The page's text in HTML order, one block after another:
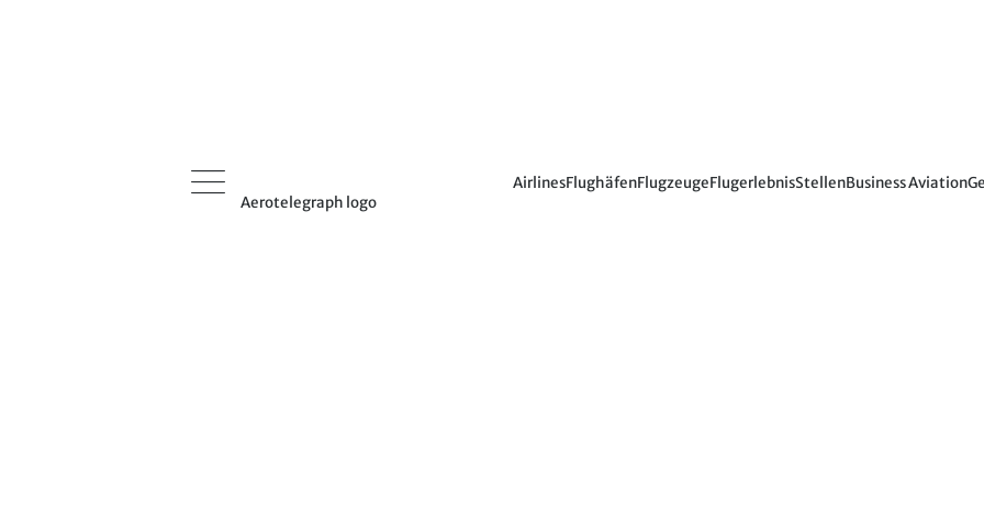
Aerotelegraph logo
AirlinesFlughäfenFlugzeugeFlugerlebnisStellenBusiness Aviation